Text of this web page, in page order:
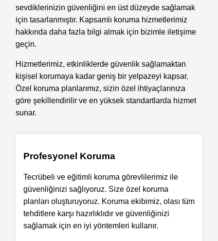
sevdiklerinizin güvenliğini en üst düzeyde sağlamak
için tasarlanmıştır. Kapsamlı koruma hizmetlerimiz
hakkında daha fazla bilgi almak için bizimle iletişime
geçin.
Hizmetlerimiz, etkinliklerde güvenlik sağlamaktan
kişisel korumaya kadar geniş bir yelpazeyi kapsar.
Özel koruma planlarımız, sizin özel ihtiyaçlarınıza
göre şekillendirilir ve en yüksek standartlarda hizmet
sunar.
Profesyonel Koruma
Tecrübeli ve eğitimli koruma görevlilerimiz ile
güvenliğinizi sağlıyoruz. Size özel koruma
planları oluşturuyoruz. Koruma ekibimiz, olası tüm
tehditlere karşı hazırlıklıdır ve güvenliğinizi
sağlamak için en iyi yöntemleri kullanır.